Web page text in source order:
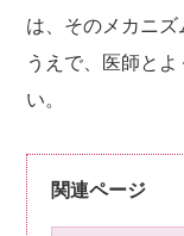
は、そのメカニ
うえで、医師と
い。
関連ページ